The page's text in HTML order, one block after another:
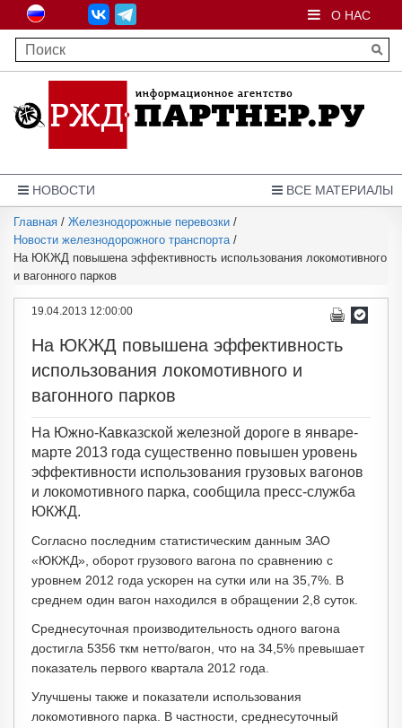
О НАС
ВСЕ МАТЕРИАЛЫ
НОВОСТИ
Главная / Железнодорожные перевозки /
Новости железнодорожного транспорта/
На ЮКЖД повышена эффективность использования локомотивного
и вагонного парков
19.04.2013 12:00:00
На ЮКЖД повышена эффективность
использования локомотивного и
вагонного парков
На Южно-Кавказской железной дороге в январе-
марте 2013 года существенно повышен уровень
эффективности использования грузовых вагонов
и локомотивного парка, сообщила пресс-служба
ЮКЖД.
Согласно последним статистическим данным ЗАО
«ЮКЖД», оборот грузового вагона по сравнению с
уровнем 2012 года ускорен на сутки или на 35,7%. В
среднем один вагон находился в обращении 2,8 суток.
Среднесуточная производительность одного вагона
достигла 5356 ткм нетто/вагон, что на 34,5% превышает
показатель первого квартала 2012 года.
Улучшены также и показатели использования
локомотивного парка. В частности, среднесуточный